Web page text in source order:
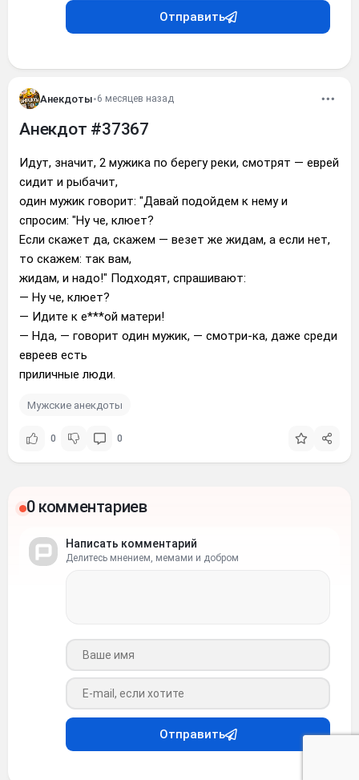
Отправить
Анекдоты•6 месяцев назад
Анекдот #37367
Идут, значит, 2 мужика по берегу реки, смотрят — еврей
сидит и рыбачит,
один мужик говорит: "Давай подойдем к нему и
спросим: "Hу че, клюет?
Если скажет да, скажем — везет же жидам, а если нет,
то скажем: так вам,
жидам, и надо!" Подходят, спрашивают:
— Hу че, клюет?
— Идите к е***ой матери!
— Hда, — говорит один мужик, — смотри-ка, даже среди
евреев есть
приличные люди.
Мужские анекдоты
0 0
0 комментариев
Написать комментарий
Делитесь мнением, мемами и добром
Ваше имя
Ваш e-mail
Отправить